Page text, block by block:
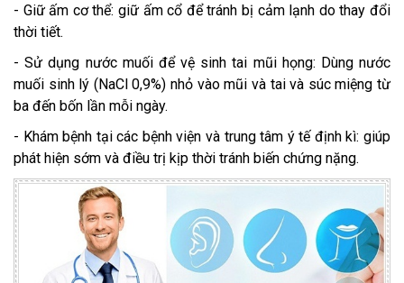
- Giữ ấm cơ thể: giữ ấm cổ để tránh bị cảm lạnh do thay đổi
thời tiết.
- Sử dụng nước muối để vệ sinh tai mũi họng: Dùng nước
muối sinh lý (NaCl 0,9%) nhỏ vào mũi và tai và súc miệng từ
ba đến bốn lần mỗi ngày.
- Khám bệnh tại các bệnh viện và trung tâm ý tế định kì: giúp
phát hiện sớm và điều trị kịp thời tránh biến chứng nặng.